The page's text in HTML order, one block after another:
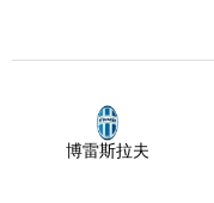
博雷斯拉夫